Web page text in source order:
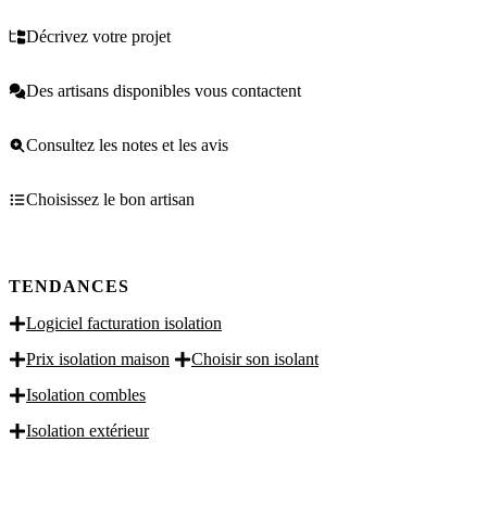
Décrivez votre projet
Des artisans disponibles vous contactent
Consultez les notes et les avis
Choisissez le bon artisan
TENDANCES
Logiciel facturation isolation
Prix isolation maison
Choisir son isolant
Isolation combles
Isolation extérieur